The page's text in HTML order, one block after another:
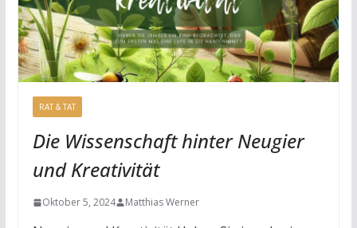
RAT & TAT
Die Wissenschaft hinter Neugier
und Kreativität
Oktober 5, 2024 Matthias Werner